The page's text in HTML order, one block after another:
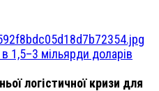
1,5–3 мільярди доларів
логістичної кризи для